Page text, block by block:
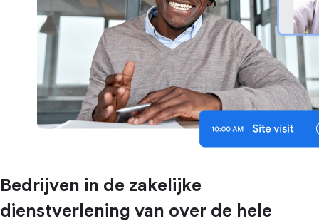
Bedrijven in de zakelijke
dienstverlening van over de hele